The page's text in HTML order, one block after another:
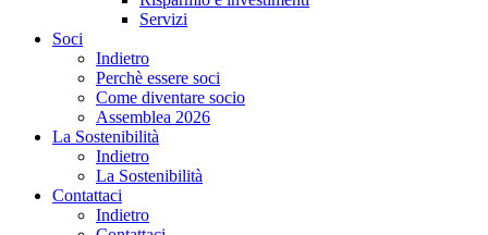
Servizi
Soci
Indietro
Perchè essere soci
Come diventare socio
Assemblea 2026
La Sostenibilità
Indietro
La Sostenibilità
Contattaci
Indietro